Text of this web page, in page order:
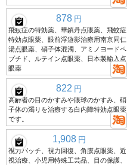
878 円
飛蚊症の特効薬、華鎮丹点眼薬、飛蚊症
特効点眼薬、眼前浮遊影治療用南京同仁
湯点眼薬、硝子体混濁、アミノヨードペ
プチド、ルテイン点眼薬、日本製輸入点
眼薬
822 円
高齢者の目のかすみや眼球のかすみ、硝
子体の濁りを治療する白内障特効点眼薬
です。
1,908 円
視力パッチ、視力回復、角膜点眼薬、近
視治療、小児用特殊工芸品、目の保護、